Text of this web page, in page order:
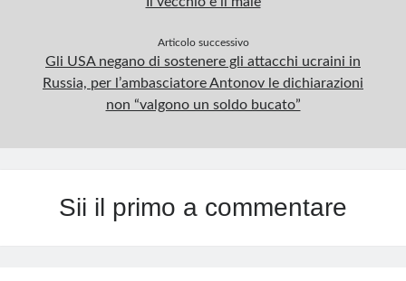
Articolo successivo
Gli USA negano di sostenere gli attacchi ucraini in
Russia, per l’ambasciatore Antonov le dichiarazioni
non “valgono un soldo bucato”
Sii il primo a commentare